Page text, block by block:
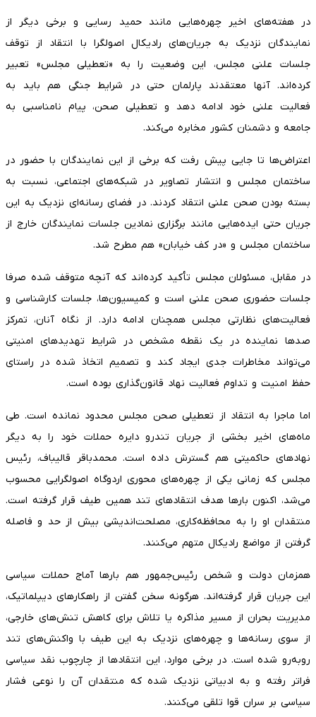
در هفته‌های اخیر چهره‌هایی مانند حمید رسایی و برخی دیگر از
نمایندگان نزدیک به جریان‌های رادیکال اصولگرا با انتقاد از توقف
جلسات علنی مجلس، این وضعیت را به «تعطیلی مجلس» تعبیر
کرده‌اند. آنها معتقدند پارلمان حتی در شرایط جنگی هم باید به
فعالیت علنی خود ادامه دهد و تعطیلی صحن، پیام نامناسبی به
جامعه و دشمنان کشور مخابره می‌کند.
اعتراض‌ها تا جایی پیش رفت که برخی از این نمایندگان با حضور در
ساختمان مجلس و انتشار تصاویر در شبکه‌های اجتماعی، نسبت به
بسته بودن صحن علنی انتقاد کردند. در فضای رسانه‌ای نزدیک به این
جریان حتی ایده‌هایی مانند برگزاری نمادین جلسات نمایندگان خارج از
ساختمان مجلس و «در کف خیابان» هم مطرح شد.
در مقابل، مسئولان مجلس تأکید کرده‌اند که آنچه متوقف شده صرفا
جلسات حضوری صحن علنی است و کمیسیون‌ها، جلسات کارشناسی و
فعالیت‌های نظارتی مجلس همچنان ادامه دارد. از نگاه آنان، تمرکز
صدها نماینده در یک نقطه مشخص در شرایط تهدیدهای امنیتی
می‌تواند مخاطرات جدی ایجاد کند و تصمیم اتخاذ شده در راستای
حفظ امنیت و تداوم فعالیت نهاد قانون‌گذاری بوده است.
اما ماجرا به انتقاد از تعطیلی صحن مجلس محدود نمانده است. طی
ماه‌های اخیر بخشی از جریان تندرو دایره حملات خود را به دیگر
نهادهای حاکمیتی هم گسترش داده است. محمدباقر قالیباف، رئیس
مجلس که زمانی یکی از چهره‌های محوری اردوگاه اصولگرایی محسوب
می‌شد، اکنون بارها هدف انتقادهای تند همین طیف قرار گرفته است.
منتقدان او را به محافظه‌کاری، مصلحت‌اندیشی بیش از حد و فاصله
گرفتن از مواضع رادیکال متهم می‌کنند.
همزمان دولت و شخص رئیس‌جمهور هم بارها آماج حملات سیاسی
این جریان قرار گرفته‌اند. هرگونه سخن گفتن از راهکارهای دیپلماتیک،
مدیریت بحران از مسیر مذاکره یا تلاش برای کاهش تنش‌های خارجی،
از سوی رسانه‌ها و چهره‌های نزدیک به این طیف با واکنش‌های تند
روبه‌رو شده است. در برخی موارد، این انتقادها از چارچوب نقد سیاسی
فراتر رفته و به ادبیاتی نزدیک شده که منتقدان آن را نوعی فشار
سیاسی بر سران قوا تلقی می‌کنند.